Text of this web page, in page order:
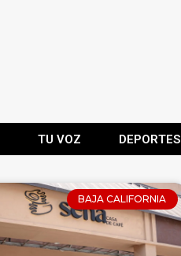
TU VOZ DEPORTES
BAJA CALIFORNIA